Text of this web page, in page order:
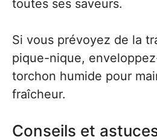
toutes ses saveurs.
Si vous prévoyez de la
pique-nique,
torchon humide pour
fraîcheur.
Conseils et